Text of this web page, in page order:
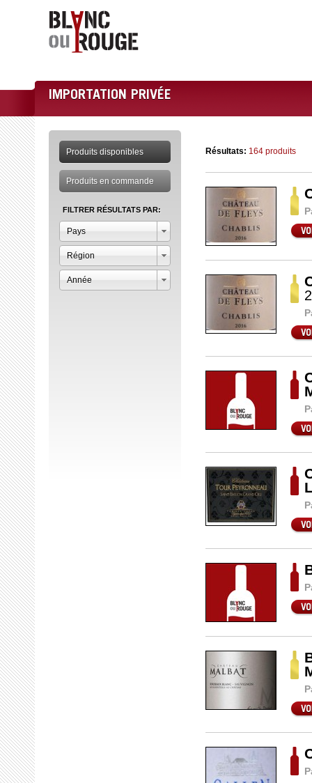
IMPORTATION PRIVÉE
Produits disponibles
Produits en commande
FILTRER RÉSULTATS PAR:
Pays
Région
Année
Résultats: 164 produits